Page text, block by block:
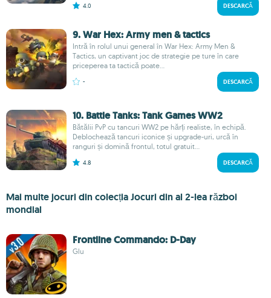
4.0 DESCARCĂ
9. War Hex: Army men & tactics
Intră în rolul unui general în War Hex: Army Men &
Tactics, un captivant joc de strategie pe ture în care
priceperea ta tactică poate...
- DESCARCĂ
10. Battle Tanks: Tank Games WW2
Bătălii PvP cu tancuri WW2 pe hărți realiste, în echipă.
Deblochează tancuri iconice și upgrade-uri, urcă în
ranguri și domină frontul, totul gratuit...
4.8 DESCARCĂ
Mai multe jocuri din colecția Jocuri din al 2-lea război
mondial
Frontline Commando: D-Day
Glu